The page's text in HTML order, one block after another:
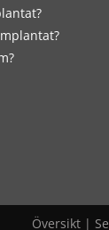
Översikt |